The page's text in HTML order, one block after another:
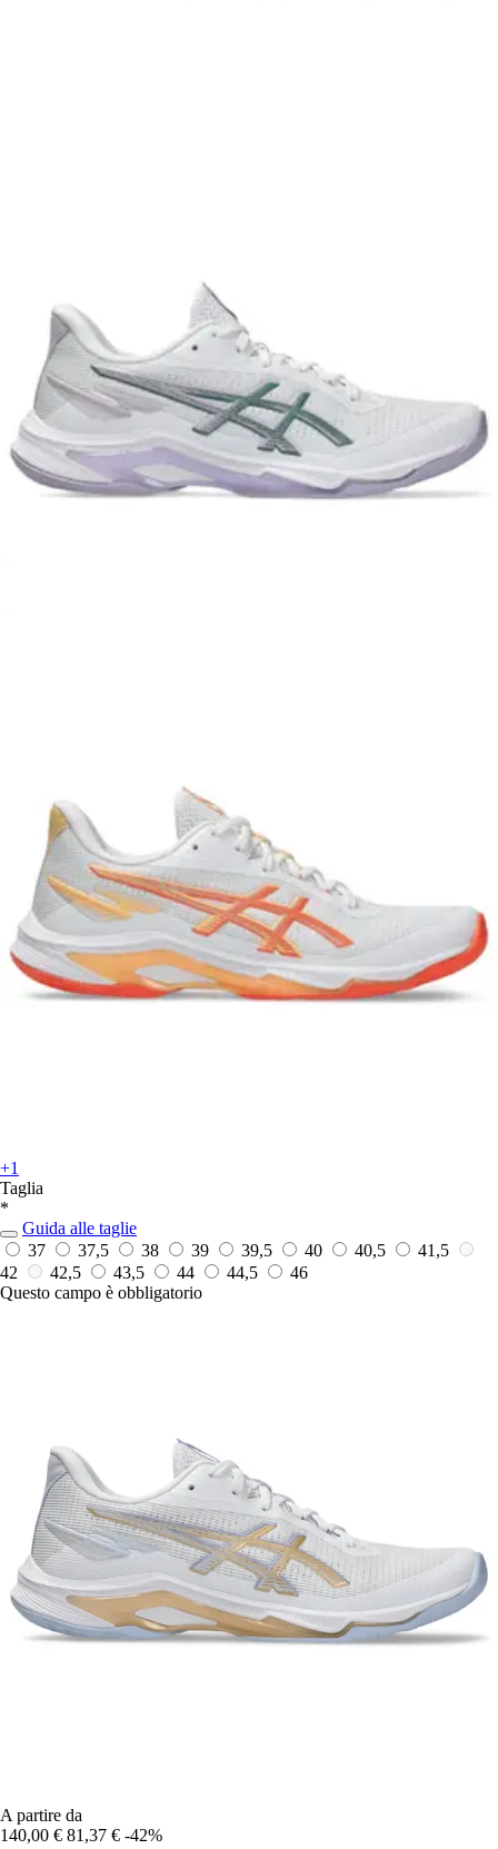
+1
Taglia
*
Guida alle taglie
37
37,5 38 39 39,5 40 40,5
41,5
42
42,5 43,5 44 44,5
46
Questo campo è obbligatorio
A partire da
140,00 € 81,37 € -42%